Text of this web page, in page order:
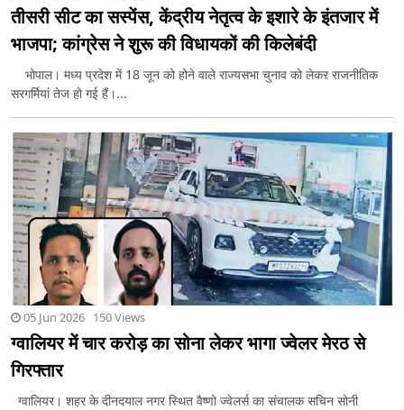
तीसरी सीट का सस्पेंस, केंद्रीय नेतृत्व के इशारे के इंतजार में
भाजपा; कांग्रेस ने शुरू की विधायकों की किलेबंदी
भोपाल। मध्य प्रदेश में 18 जून को होने वाले राज्यसभा चुनाव को लेकर राजनीतिक
सरगर्मियां तेज हो गई हैं।...
05 Jun 2026 150 Views
ग्वालियर में चार करोड़ का सोना लेकर भागा ज्वेलर मेरठ से
गिरफ्तार
ग्वालियर। शहर के दीनदयाल नगर स्थित वैष्णो ज्वेलर्स का संचालक सचिन सोनी